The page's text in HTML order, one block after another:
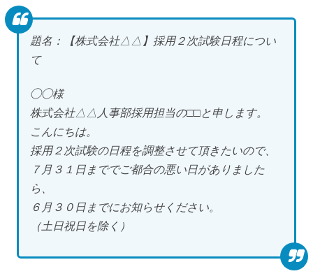
題名：【株式会社△△】採用２次試験日程につい
て
◯◯様
株式会社△△人事部採用担当の□□と申します。
こんにちは。
採用２次試験の日程を調整させて頂きたいので、
７月３１日まででご都合の悪い日がありました
ら、
６月３０日までにお知らせください。
（土日祝日を除く）